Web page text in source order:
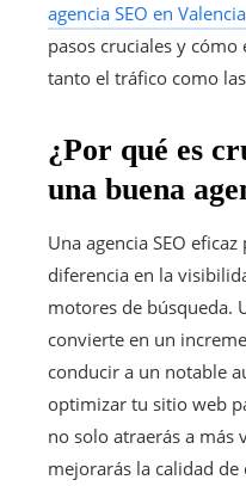
agencia SEO en
pasos cruciales y
tanto el tráfico como
¿Por qué es
una buena
Una agencia SEO
diferencia en la
motores de búsqueda.
convierte en un
conducir a un notable
optimizar tu sitio web
no solo atraerás a más
mejorarás la calidad